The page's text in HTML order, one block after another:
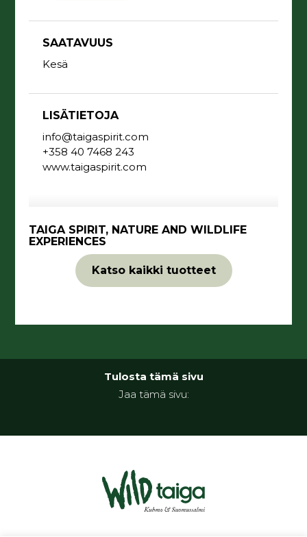
SAATAVUUS
Kesä
LISÄTIETOJA
info@taigaspirit.com
+358 40 7468 243
www.taigaspirit.com
TAIGA SPIRIT, NATURE AND WILDLIFE
EXPERIENCES
Katso kaikki tuotteet
Tulosta tämä sivu
Jaa tämä sivu: